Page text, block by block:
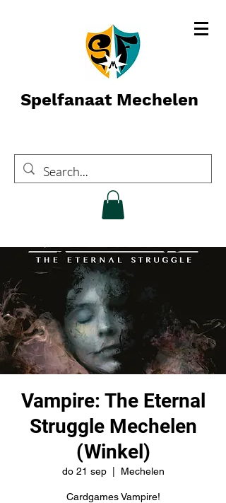
Spelfanaat Mechelen
Vampire: The Eternal
Struggle Mechelen
(Winkel)
do 21 sep
  |
Mechelen
Cardgames Vampire!